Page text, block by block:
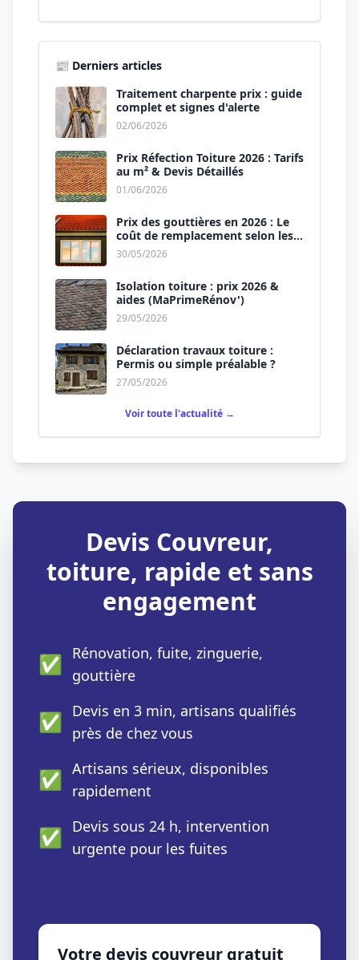
📰 Derniers articles
Traitement charpente prix : guide
complet et signes d'alerte
02/06/2026
Prix Réfection Toiture 2026 : Tarifs
au m² & Devis Détaillés
01/06/2026
Prix des gouttières en 2026 : Le
coût de remplacement selon les
matériaux
30/05/2026
Isolation toiture : prix 2026 &
aides (MaPrimeRénov')
29/05/2026
Déclaration travaux toiture :
Permis ou simple préalable ?
27/05/2026
Voir toute l'actualité →
Devis Couvreur,
toiture, rapide et sans
engagement
✅ Rénovation, fuite, zinguerie,
gouttière
✅ Devis en 3 min, artisans qualifiés
près de chez vous
✅ Artisans sérieux, disponibles
rapidement
✅ Devis sous 24 h, intervention
urgente pour les fuites
Votre devis couvreur gratuit